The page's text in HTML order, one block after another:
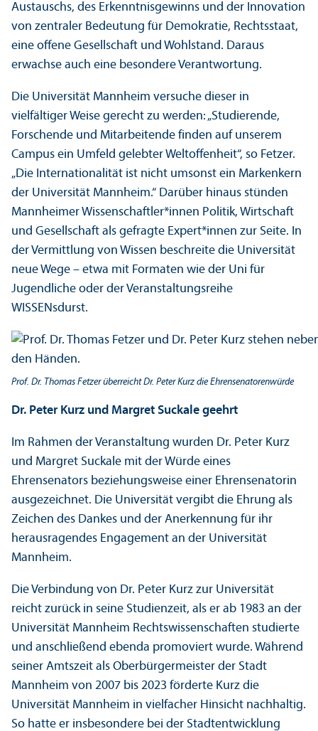
Austauschs, des Er­kenntnisgewinns und der Innovation
von zentraler Bedeutung für Demokratie, Rechts­staat,
eine offene Gesellschaft und Wohlstand. Daraus
erwachse auch eine besondere Verantwortung.
Die Universität Mannheim versuche dieser in
vielfältiger Weise gerecht zu werden: „Studierende,
Forschende und Mitarbeitende finden auf unserem
Campus ein Umfeld gelebter Weltoffenheit“, so Fetzer.
„Die Internationalität ist nicht umsonst ein Markenkern
der Universität Mannheim.“ Darüber hinaus stünden
Mannheimer Wissenschaft­ler*innen Politik, Wirtschaft
und Gesellschaft als gefragte Expert*innen zur Seite. In
der Vermittlung von Wissen beschreite die Universität
neue Wege – etwa mit Formaten wie der Uni für
Jugendliche oder der Veranstaltungs­reihe
WISSENsdurst.
Prof. Dr. Thomas Fetzer überreicht Dr. Peter Kurz die Ehrensenatorenwürde
Dr. Peter Kurz und Margret Suckale geehrt
Im Rahmen der Veranstaltung wurden Dr. Peter Kurz
und Margret Suckale mit der Würde eines
Ehrensenators beziehungs­weise einer Ehrensenatorin
ausgezeichnet. Die Universität vergibt die Ehrung als
Zeichen des Dankes und der Anerkennung für ihr
herausragendes Engagement an der Universität
Mannheim.
Die Verbindung von Dr. Peter Kurz zur Universität
reicht zurück in seine Studien­zeit, als er ab 1983 an der
Universität Mannheim Rechts­wissenschaften studierte
und anschließend ebenda promoviert wurde. Während
seiner Amtszeit als Oberbürgermeister der Stadt
Mannheim von 2007 bis 2023 förderte Kurz die
Universität Mannheim in vielfacher Hinsicht nachhaltig.
So hatte er insbesondere bei der Stadt­entwicklung